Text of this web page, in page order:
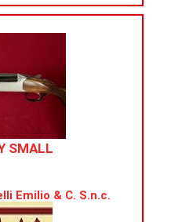
SMALL
Emilio & C. S.n.c.